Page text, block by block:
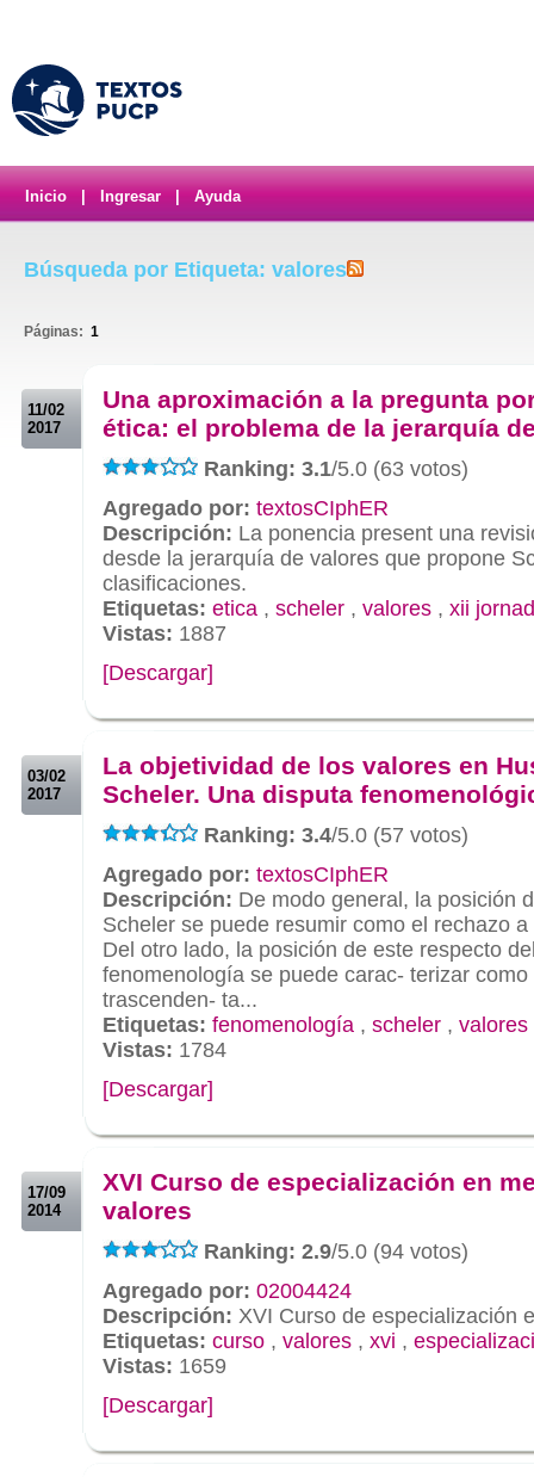
Inicio Ingresar Ayuda
Búsqueda por Etiqueta: valores
Páginas: 1
11/02
2017
Una aproximación a la pregunta
ética: el problema de la jerarquía
Ranking: 3.1/5.0 (63 votos)
Agregado por: textosCIphER
Descripción: La ponencia present una
desde la jerarquía de valores que propone
clasificaciones.
Etiquetas: etica , scheler , valores , xii
Vistas: 1887
[Descargar]
03/02
2017
La objetividad de los valores en
Scheler. Una disputa
Ranking: 3.4/5.0 (57 votos)
Agregado por: textosCIphER
Descripción: De modo general, la posición
Scheler se puede resumir como el rechazo
Del otro lado, la posición de este respecto
fenomenología se puede carac- terizar
trascenden- ta...
Etiquetas: fenomenología , scheler , valores
Vistas: 1784
[Descargar]
17/09
2014
XVI Curso de especialización en
valores
Ranking: 2.9/5.0 (94 votos)
Agregado por: 02004424
Descripción: XVI Curso de especialización
Etiquetas: curso , valores , xvi ,
Vistas: 1659
[Descargar]